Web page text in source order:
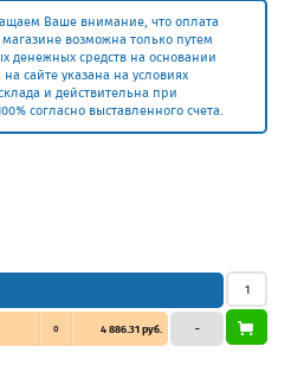
Ваше внимание, что оплата
возможна только путем
денежных средств на основании
сайте указана на условиях
и действительна при
согласно выставленного счета.
0 4 886.31 руб. –